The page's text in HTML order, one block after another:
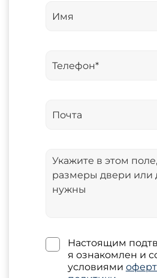
Настоящим
я ознакомлен и
условиями